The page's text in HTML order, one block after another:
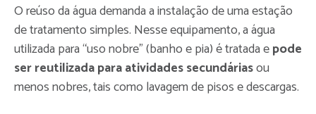
O reúso da água demanda a instalação de uma estação
de tratamento simples. Nesse equipamento, a água
utilizada para “uso nobre” (banho e pia) é tratada epode
ser reutilizada para atividades secundáriasou
menos nobres, tais como lavagem de pisos e descargas.